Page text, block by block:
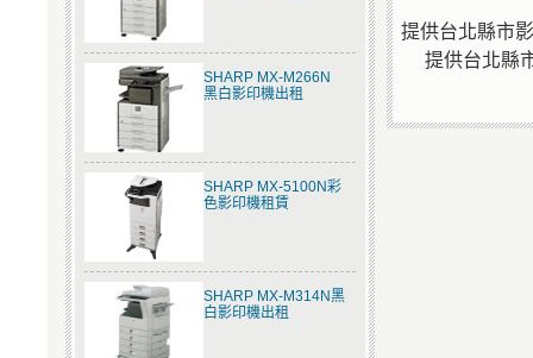
SHARP MX-M266N
黑白影印機出租
SHARP MX-5100N彩
色影印機租賃
SHARP MX-M314N黑
白影印機出租
提供台北縣市
提供台北縣